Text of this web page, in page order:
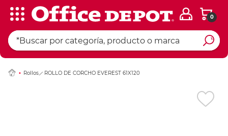
0
Rollos ROLLO DE CORCHO EVEREST 61X120
Ingresar Codigo